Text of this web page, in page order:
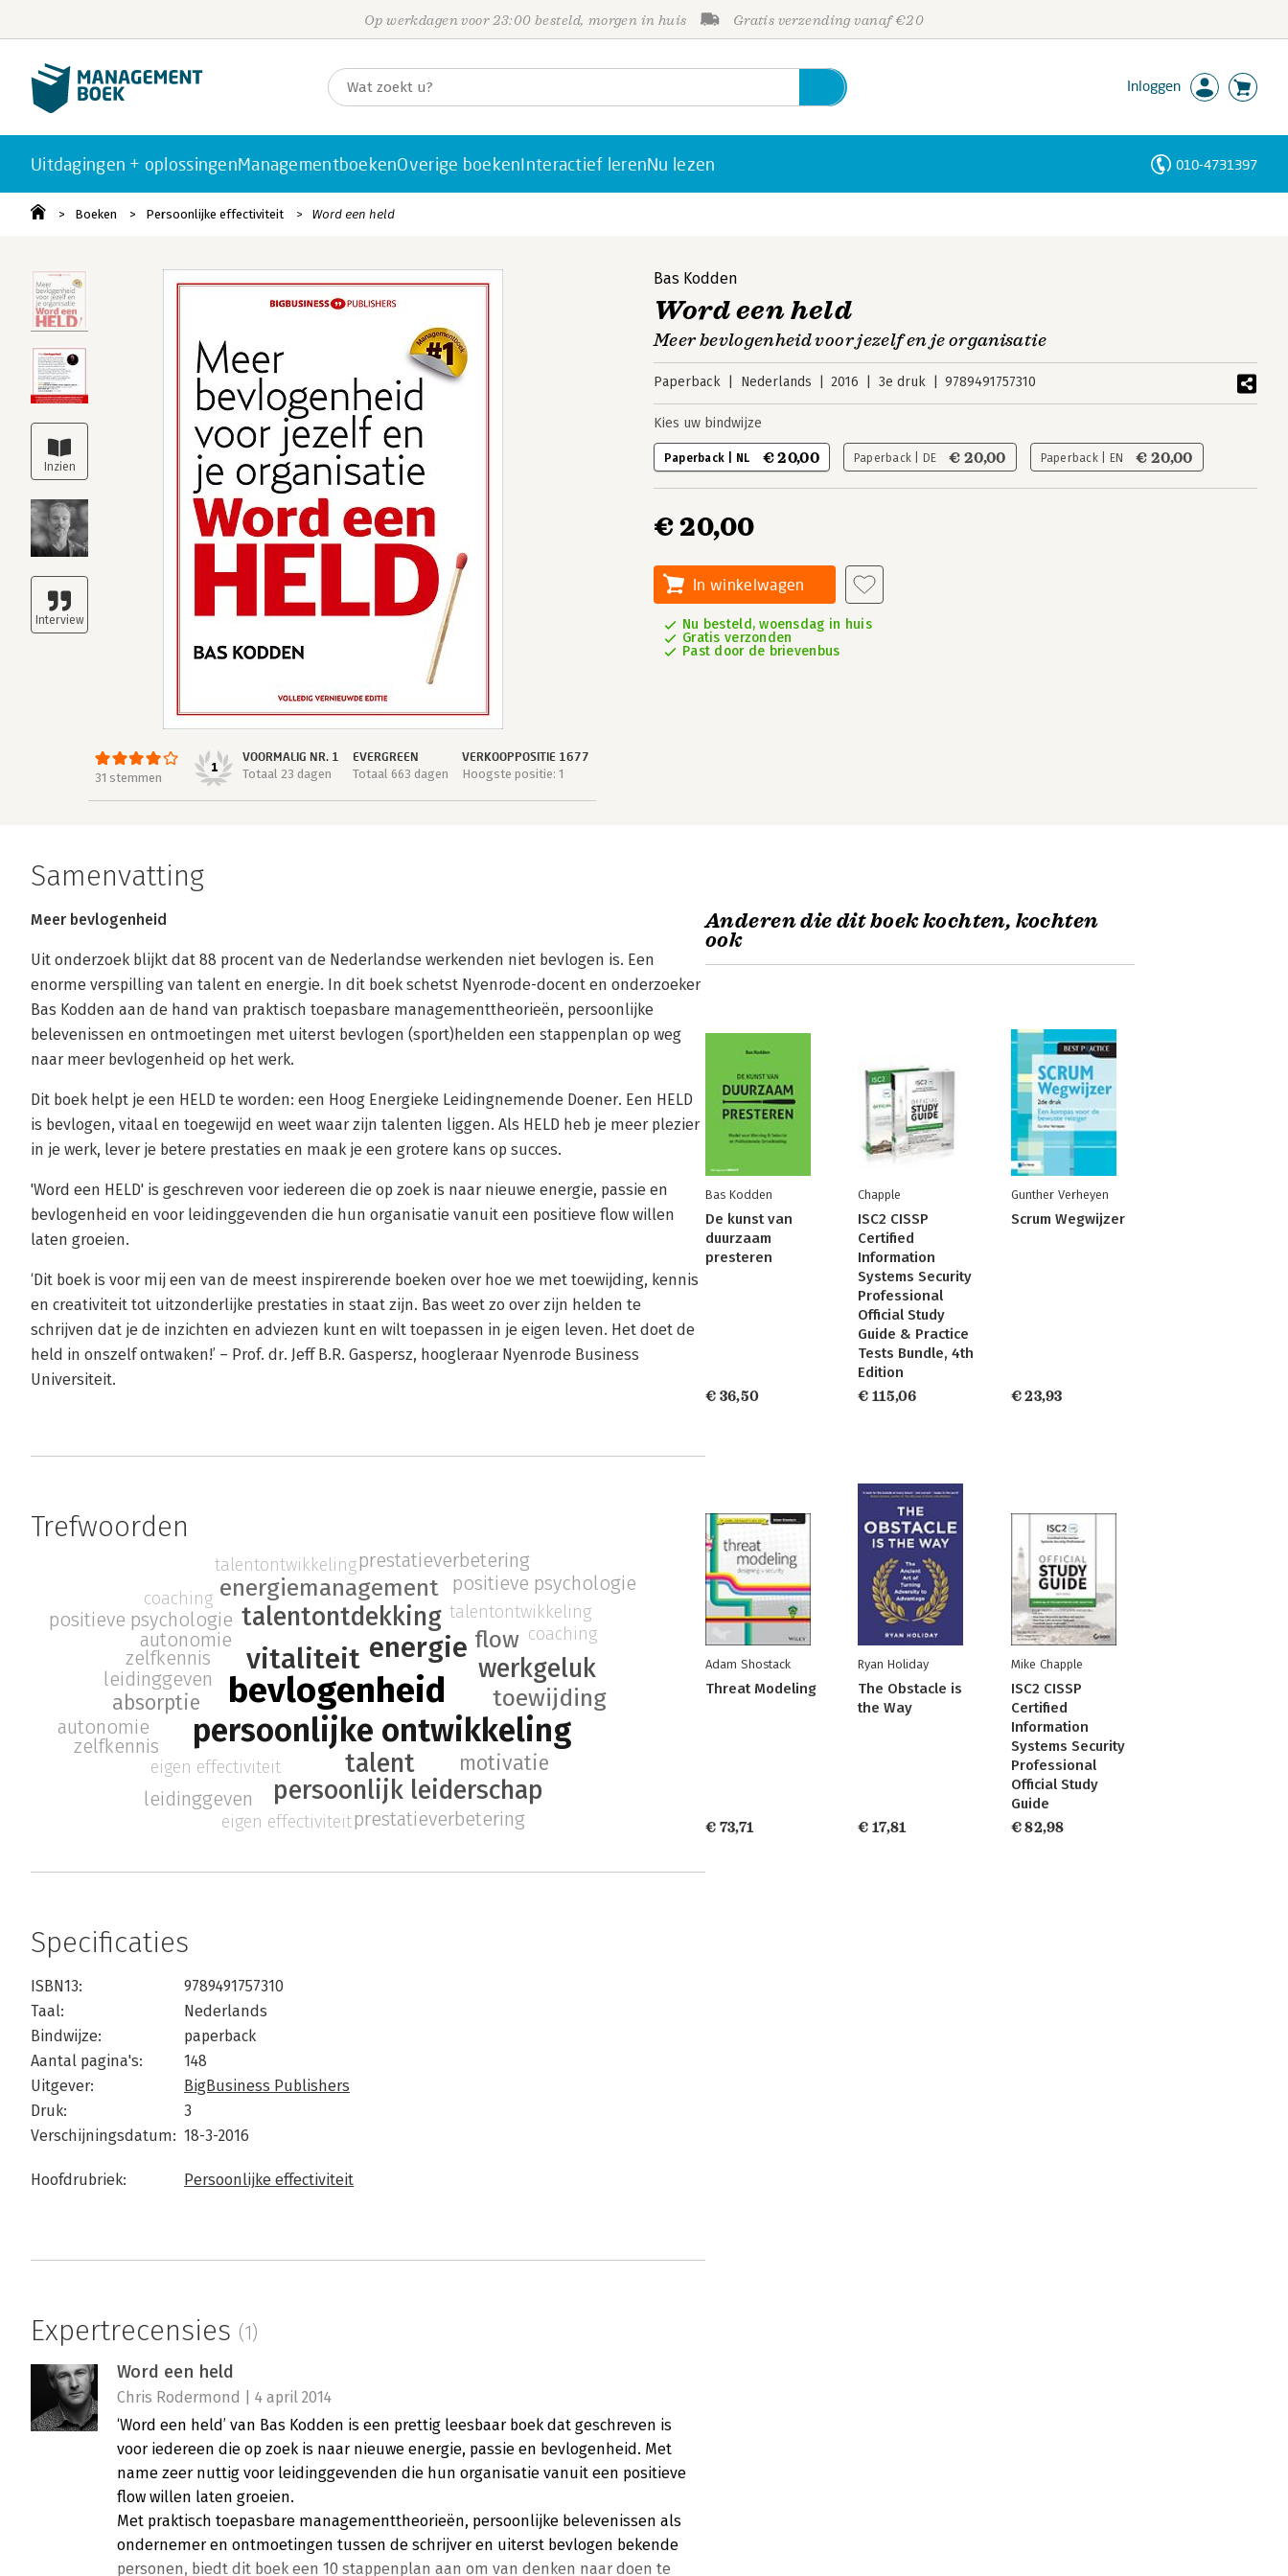
Op werkdagen voor 23:00 besteld, morgen in huis Gratis verzending vanaf €20
Inloggen
Uitdagingen + oplossingenManagementboekenOverige boekenInteractief lerenNu lezen 010-4731397
Boeken Persoonlijke effectiviteit Word een held
31 stemmen
1
VOORMALIG NR. 1
Totaal 23 dagen
EVERGREEN
Totaal 663 dagen
VERKOOPPOSITIE 1677
Hoogste positie: 1
Bas Kodden
Word een held
Meer bevlogenheid voor jezelf en je organisatie
Paperback Nederlands 2016 3e druk 9789491757310
Kies uw bindwijze
Paperback | NL € 20,00 Paperback | DE € 20,00 Paperback | EN € 20,00
€ 20,00
In winkelwagen
Nu besteld, woensdag in huis
Gratis verzonden
Past door de brievenbus
Samenvatting
Meer bevlogenheid
Uit onderzoek blijkt dat 88 procent van de Nederlandse werkenden niet bevlogen is. Een
enorme verspilling van talent en energie. In dit boek schetst Nyenrode-docent en onderzoeker
Bas Kodden aan de hand van praktisch toepasbare managementtheorieën, persoonlijke
belevenissen en ontmoetingen met uiterst bevlogen (sport)helden een stappenplan op weg
naar meer bevlogenheid op het werk.
Dit boek helpt je een HELD te worden: een Hoog Energieke Leidingnemende Doener. Een HELD
is bevlogen, vitaal en toegewijd en weet waar zijn talenten liggen. Als HELD heb je meer plezier
in je werk, lever je betere prestaties en maak je een grotere kans op succes.
'Word een HELD' is geschreven voor iedereen die op zoek is naar nieuwe energie, passie en
bevlogenheid en voor leidinggevenden die hun organisatie vanuit een positieve flow willen
laten groeien.
‘Dit boek is voor mij een van de meest inspirerende boeken over hoe we met toewijding, kennis
en creativiteit tot uitzonderlijke prestaties in staat zijn. Bas weet zo over zijn helden te
schrijven dat je de inzichten en adviezen kunt en wilt toepassen in je eigen leven. Het doet de
held in onszelf ontwaken!’ – Prof. dr. Jeff B.R. Gaspersz, hoogleraar Nyenrode Business
Universiteit.
Trefwoorden
bevlogenheid
persoonlijke ontwikkeling
vitaliteit energie
talent
talentontdekking
persoonlijk leiderschap
werkgeluk
toewijding
flow
energiemanagement
absorptie
motivatie
eigen effectiviteit
leidinggeven
zelfkennis
talentontwikkeling
autonomie
prestatieverbetering
coaching
positieve psychologie
eigen effectiviteit
leidinggeven
zelfkennis
talentontwikkeling
autonomie
prestatieverbetering
coaching
positieve psychologie
Specificaties
ISBN13:
9789491757310
Taal:
Nederlands
Bindwijze:
paperback
Aantal pagina's:
148
Uitgever:
BigBusiness Publishers
Druk:
3
Verschijningsdatum: 18-3-2016
Hoofdrubriek: Persoonlijke effectiviteit
Expertrecensies (1)
Word een held
Chris Rodermond | 4 april 2014
‘Word een held’ van Bas Kodden is een prettig leesbaar boek dat geschreven is
voor iedereen die op zoek is naar nieuwe energie, passie en bevlogenheid. Met
name zeer nuttig voor leidinggevenden die hun organisatie vanuit een positieve
flow willen laten groeien.
Met praktisch toepasbare managementtheorieën, persoonlijke belevenissen als
ondernemer en ontmoetingen tussen de schrijver en uiterst bevlogen bekende
personen, biedt dit boek een 10 stappenplan aan om van denken naar doen te
Anderen die dit boek kochten, kochten
ook
Bas Kodden
De kunst van
duurzaam
presteren
€ 36,50
Chapple
ISC2 CISSP
Certified
Information
Systems Security
Professional
Official Study
Guide & Practice
Tests Bundle, 4th
Edition
€ 115,06
Gunther Verheyen
Scrum Wegwijzer
€ 23,93
Adam Shostack
Threat Modeling
€ 73,71
Ryan Holiday
The Obstacle is
the Way
€ 17,81
Mike Chapple
ISC2 CISSP
Certified
Information
Systems Security
Professional
Official Study
Guide
€ 82,98
Personen